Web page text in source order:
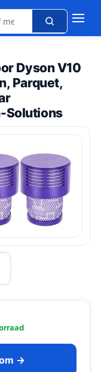
Dyson V10
Parquet,
Solutions
→